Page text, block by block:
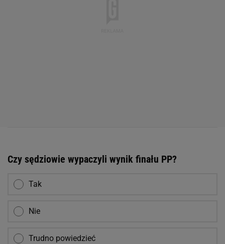
Czy sędziowie wypaczyli wynik finału PP?
Tak
Nie
Trudno powiedzieć